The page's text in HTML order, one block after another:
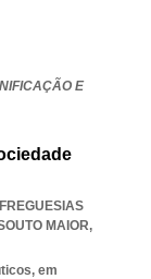
E
MAIOR,
em